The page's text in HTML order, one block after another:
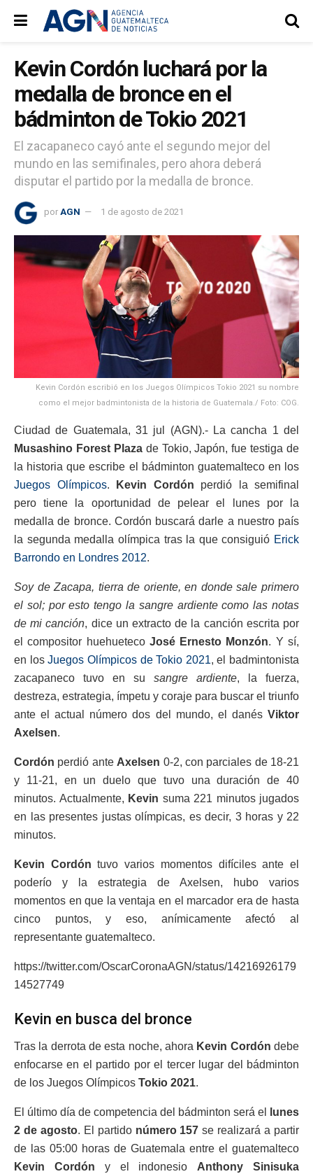
Kevin Cordón luchará por la
medalla de bronce en el
bádminton de Tokio 2021
El zacapaneco cayó ante el segundo mejor del
mundo en las semifinales, pero ahora deberá
disputar el partido por la medalla de bronce.
por AGN 1 de agosto de 2021
Kevin Cordón escribió en los Juegos Olímpicos Tokio 2021 su nombre
como el mejor badmintonista de la historia de Guatemala./ Foto: COG.
Ciudad de Guatemala, 31 jul (AGN).- La cancha 1 del
Musashino Forest Plazade Tokio, Japón, fue testiga de
la historia que escribe el bádminton guatemalteco en los
Juegos Olímpicos. Kevin Cordón perdió la semifinal
pero tiene la oportunidad de pelear el lunes por la
medalla de bronce. Cordón buscará darle a nuestro país
la segunda medalla olímpica tras la que consiguió Erick
Barrondo en Londres 2012.
Soy de Zacapa, tierra de oriente, en donde sale primero
el sol; por esto tengo la sangre ardiente como las notas
de mi canción, dice un extracto de la canción escrita por
el compositor huehueteco José Ernesto Monzón. Y sí,
en losJuegos Olímpicos de Tokio 2021, el badmintonista
zacapaneco tuvo en su sangre ardiente, la fuerza,
destreza, estrategia, ímpetu y coraje para buscar el triunfo
ante el actual número dos del mundo, el danés Viktor
Axelsen.
Cordón perdió anteAxelsen 0-2, con parciales de 18-21
y 11-21, en un duelo que tuvo una duración de 40
minutos. Actualmente, Kevin suma 221 minutos jugados
en las presentes justas olímpicas, es decir, 3 horas y 22
minutos.
Kevin Cordóntuvo varios momentos difíciles ante el
poderío y la estrategia de Axelsen, hubo varios
momentos en que la ventaja en el marcador era de hasta
cinco puntos, y eso, anímicamente afectó al
representante guatemalteco.
https://twitter.com/OscarCoronaAGN/status/14216926179
14527749
Kevin en busca del bronce
Tras la derrota de esta noche, ahora Kevin Cordón debe
enfocarse en el partido por el tercer lugar del bádminton
de los Juegos Olímpicos Tokio 2021.
El último día de competencia del bádminton será el
lunes
2 de agosto. El partido número 157 se realizará a partir
de las 05:00 horas de Guatemala entre el guatemalteco
Kevin Cordón y el indonesio Anthony Sinisuka